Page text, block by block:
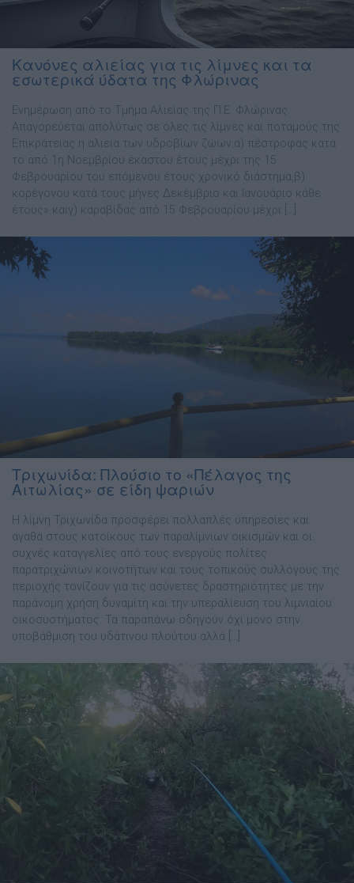
Κανόνες αλιείας για τις λίμνες και τα
εσωτερικά ύδατα της Φλώρινας
Ενημέρωση από το Τμήμα Αλιείας της Π.Ε. Φλώρινας.
Απαγορεύεται απολύτως σε όλες τις λίμνες και ποταμούς της
Επικράτειας η αλιεία των υδροβίων ζώων:α) πέστροφας κατά
το από 1η Νοεμβρίου έκαστου έτους μέχρι της 15
Φεβρουαρίου του επόμενου έτους χρονικό διάστημα,β)
κορέγονου κατά τους μήνες Δεκέμβριο και Ιανουάριο κάθε
έτους» καιγ) καραβίδας από 15 Φεβρουαρίου μέχρι […]
Τριχωνίδα: Πλούσιο το «Πέλαγος της
Αιτωλίας» σε είδη ψαριών
Η λίμνη Τριχωνίδα προσφέρει πολλαπλές υπηρεσίες και
αγαθά στους κατοίκους των παραλίμνιων οικισμών και οι
συχνές καταγγελίες από τους ενεργούς πολίτες
παρατριχώνιων κοινοτήτων και τους τοπικούς συλλόγους της
περιοχής τονίζουν για τις ασύνετες δραστηριότητες με την
παράνομη χρήση δυναμίτη και την υπεραλίευση του λιμνιαίου
οικοσυστήματος. Τα παραπάνω οδηγούν όχι μονο στην
υποβάθμιση του υδάτινου πλούτου αλλά […]